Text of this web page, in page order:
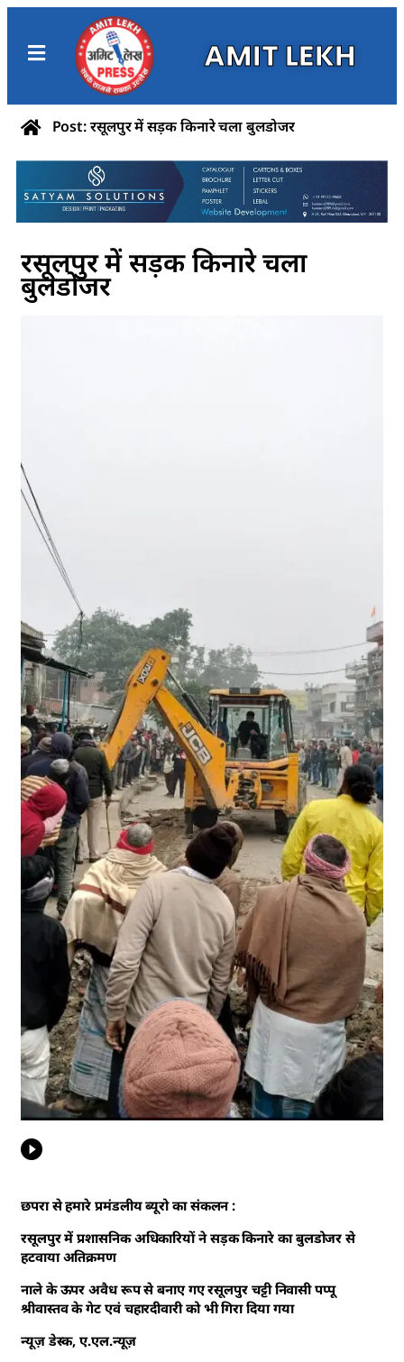
AMIT LEKH
Post: रसूलपुर में सड़क किनारे चला बुलडोजर
रसूलपुर में सड़क किनारे चला
बुलडोजर
छपरा से हमारे प्रमंडलीय ब्यूरो का संकलन :
रसूलपुर में प्रशासनिक अधिकारियों ने सड़क किनारे का बुलडोजर से
हटवाया अतिक्रमण
नाले के ऊपर अवैध रूप से बनाए गए रसूलपुर चट्टी निवासी पप्पू
श्रीवास्तव के गेट एवं चहारदीवारी को भी गिरा दिया गया
न्यूज़ डेस्क, ए.एल.न्यूज़